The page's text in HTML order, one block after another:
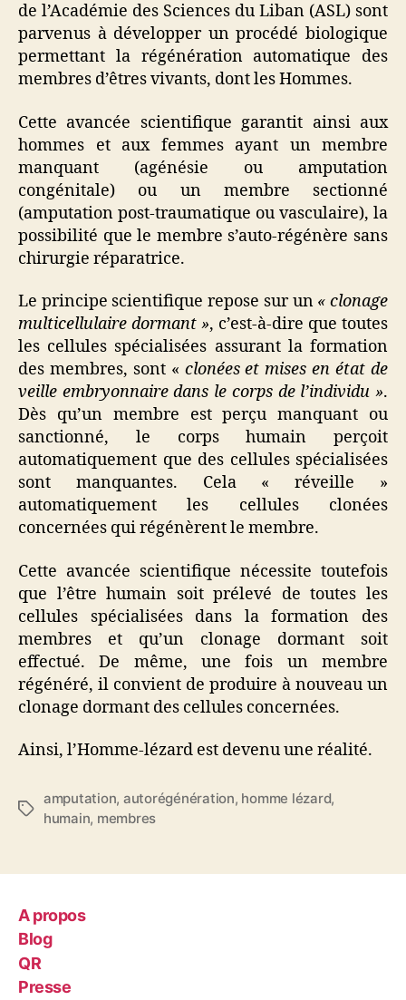
de l’Académie des Sciences du Liban (ASL) sont
parvenus à développer un procédé biologique
permettant la régénération automatique des
membres d’êtres vivants, dont les Hommes.
Cette avancée scientifique garantit ainsi aux
hommes et aux femmes ayant un membre
manquant (agénésie ou amputation
congénitale) ou un membre sectionné
(amputation post-traumatique ou vasculaire), la
possibilité que le membre s’auto-régénère sans
chirurgie réparatrice.
Le principe scientifique repose sur un « clonage
multicellulaire dormant », c’est-à-dire que toutes
les cellules spécialisées assurant la formation
des membres, sont « clonées et mises en état de
veille embryonnaire dans le corps de l’individu ».
Dès qu’un membre est perçu manquant ou
sanctionné, le corps humain perçoit
automatiquement que des cellules spécialisées
sont manquantes. Cela « réveille »
automatiquement les cellules clonées
concernées qui régénèrent le membre.
Cette avancée scientifique nécessite toutefois
que l’être humain soit prélevé de toutes les
cellules spécialisées dans la formation des
membres et qu’un clonage dormant soit
effectué. De même, une fois un membre
régénéré, il convient de produire à nouveau un
clonage dormant des cellules concernées.
Ainsi, l’Homme-lézard est devenu une réalité.
Étiquettes
amputation, autorégénération, homme lézard,
humain, membres
A propos
Blog
QR
Presse